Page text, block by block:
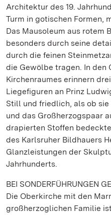
Architektur des 19.
Turm in gotischen Formen,
Das Mausoleum aus rotem
besonders durch seine
durch die feinen
die Gewölbe tragen. In den
Kirchenraumes erinnern
Liegefiguren an Prinz
Still und friedlich, als ob
und das Großherzogspaar
drapierten Stoffen
des Karlsruher Bildhauers
Glanzleistungen der
Jahrhunderts.
BEI SONDERFÜHRUNGEN
Die Oberkirche mit den
großherzoglichen Familie